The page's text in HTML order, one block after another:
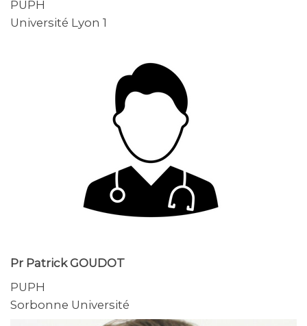
PUPH
Université Lyon 1
Pr Patrick GOUDOT
PUPH
Sorbonne Université